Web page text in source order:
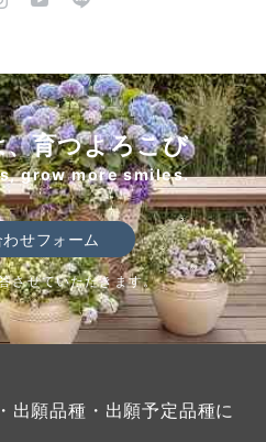
育つよろこび
grow more smiles.
せフォーム
させていただきます。
出願品種・出願予定品種に